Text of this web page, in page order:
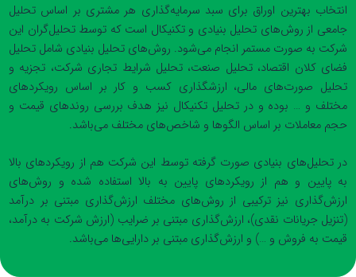
انتخاب بهترین اوراق برای سبد سرمایه‌گذاری هر مشتری بر اساس تحلیل
جامعی از روش‌های تحلیل بنیادی و تکنیکال است که توسط تحلیل‌گران این
شرکت به صورت مستمر انجام می‌شود. روش‌های تحلیل بنیادی شامل تحلیل
فضای کلان اقتصاد، تحلیل صنعت، تحلیل شرایط تجاری شرکت، تجزیه و
تحلیل صورت‌های مالی، ارزشگذاری کسب و کار بر اساس رویکردهای
مختلف و … بوده و در تحلیل تکنیکال نیز هدف بررسی روندهای قیمت و
حجم معاملات بر اساس الگوها و شاخص‌های مختلف می‌باشد.
در تحلیل‌های بنیادی صورت گرفته توسط این شرکت هم از رویکردهای بالا
به پایین و هم از رویکردهای پایین به بالا استفاده شده و روش‌های
ارزش‌گذاری نیز ترکیبی از روش‌های مختلف ارزش‌گذاری مبتنی بر درآمد
(تنزیل جریانات نقدی)، ارزش‌گذاری مبتنی بر ضرایب (ارزش شرکت به درآمد،
قیمت به فروش و …) و ارزش‌گذاری مبتنی بر دارایی‌ها می‌باشد.